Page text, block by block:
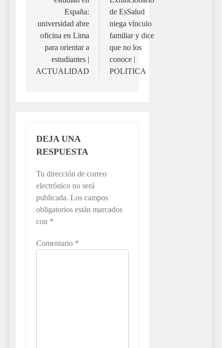
España:
universidad abre
oficina en Lima
para orientar a
estudiantes |
ACTUALIDAD
de EsSalud
niega vínculo
familiar y dice
que no los
conoce |
POLITICA
DEJA UNA
RESPUESTA
Tu dirección de correo
electrónico no será
publicada. Los campos
obligatorios están marcados
con *
Comentario *